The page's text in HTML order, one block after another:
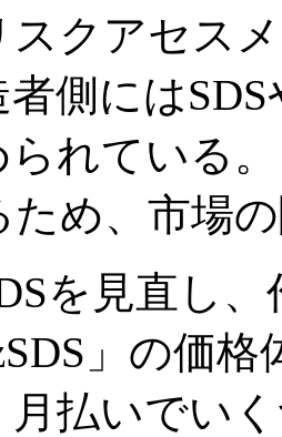
スクアセス
側には
れている
ため、市場
を見直し
」の価
払いでい